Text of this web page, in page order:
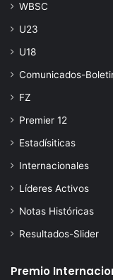
WBSC
U23
U18
Comunicados-
FZ
Premier 12
Estadísiticas
Internacionales
Líderes Activos
Notas Históricas
Resultados-Slider
Premio